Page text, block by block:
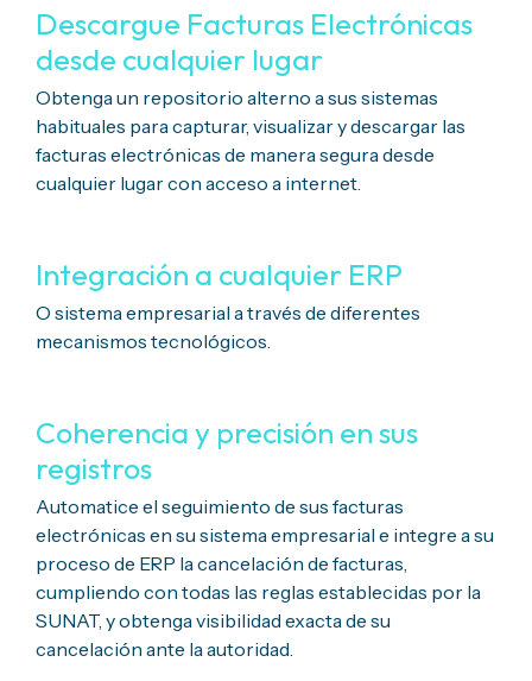
Descargue Facturas Electrónicas
desde cualquier lugar
Obtenga un repositorio alterno a sus sistemas
habituales para capturar, visualizar y descargar las
facturas electrónicas de manera segura desde
cualquier lugar con acceso a internet.
Integración a cualquier ERP
O sistema empresarial a través de diferentes
mecanismos tecnológicos.
Coherencia y precisión en sus
registros
Automatice el seguimiento de sus facturas
electrónicas en su sistema empresarial e integre a su
proceso de ERP la cancelación de facturas,
cumpliendo con todas las reglas establecidas por la
SUNAT, y obtenga visibilidad exacta de su
cancelación ante la autoridad.